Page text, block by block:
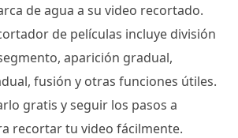
de agua a su video recortado.
de películas incluye división
aparición gradual,
fusión y otras funciones útiles.
gratis y seguir los pasos a
recortar tu video fácilmente.